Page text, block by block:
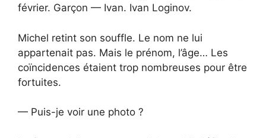
février. Garçon — Ivan. Ivan Loginov.
Michel retint son souffle. Le nom ne lui
appartenait pas. Mais le prénom, l’âge… Les
coïncidences étaient trop nombreuses pour être
fortuites.
— Puis-je voir une photo ?